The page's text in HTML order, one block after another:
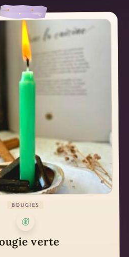
BOUGIES
verte